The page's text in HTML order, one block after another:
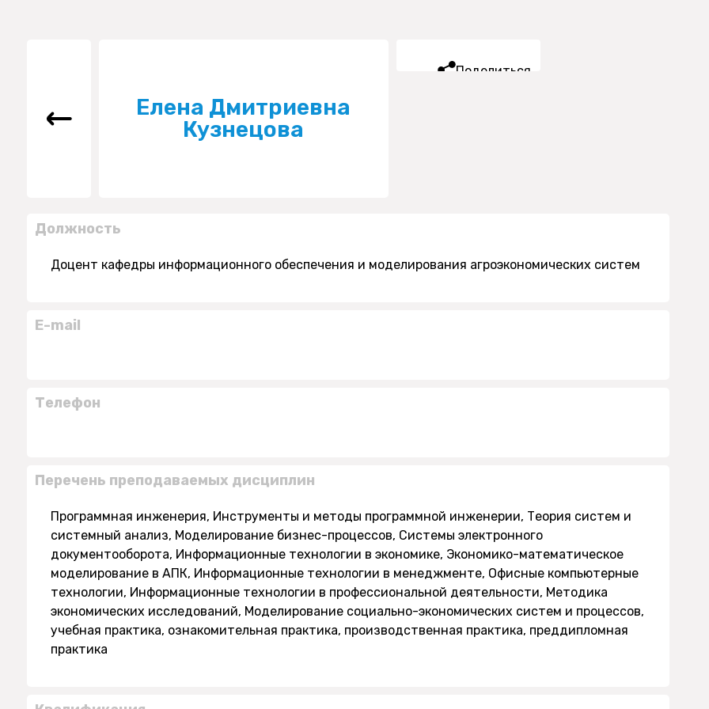
Елена Дмитриевна
Кузнецова
Поделиться
Должность
Доцент кафедры информационного обеспечения и моделирования агроэкономических систем
E-mail
Телефон
Перечень преподаваемых дисциплин
Программная инженерия, Инструменты и методы программной инженерии, Теория систем и
системный анализ, Моделирование бизнес-процессов, Системы электронного
документооборота, Информационные технологии в экономике, Экономико-математическое
моделирование в АПК, Информационные технологии в менеджменте, Офисные компьютерные
технологии, Информационные технологии в профессиональной деятельности, Методика
экономических исследований, Моделирование социально-экономических систем и процессов,
учебная практика, ознакомительная практика, производственная практика, преддипломная
практика